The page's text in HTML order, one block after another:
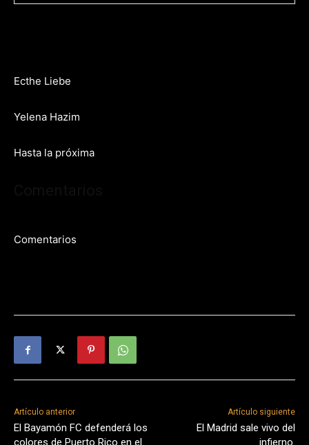
Ecthe Liebe
Yelena Hazim
Hasta la próxima
Comentarios
Artículo anterior
El Bayamón FC defenderá los
colores de Puerto Rico en el
Artículo siguiente
El Madrid sale vivo del
infierno.